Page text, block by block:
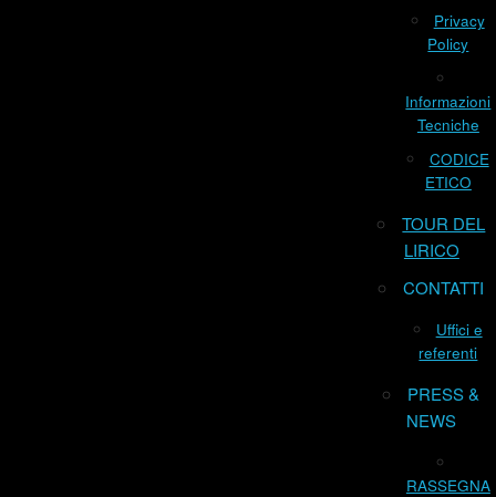
Privacy
Policy
Informazioni
Tecniche
CODICE
ETICO
TOUR DEL
LIRICO
CONTATTI
Uffici e
referenti
PRESS &
NEWS
RASSEGNA